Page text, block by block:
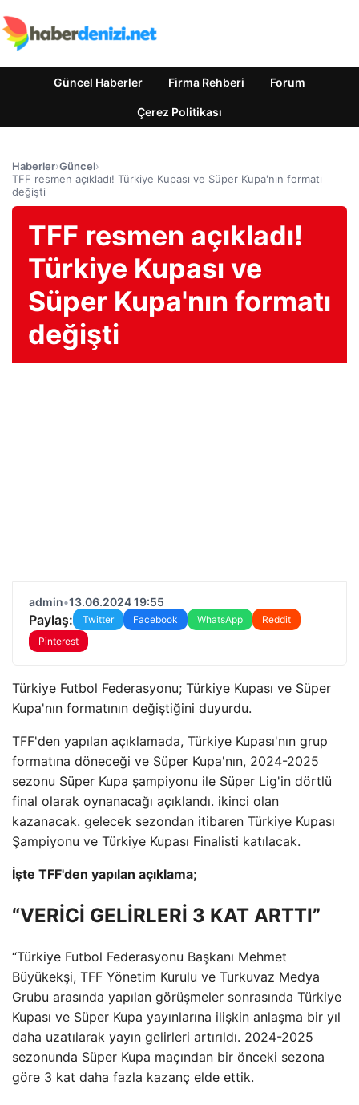
Güncel Haberler Firma Rehberi Forum
Çerez Politikası
Haberler›Güncel›
TFF resmen açıkladı! Türkiye Kupası ve Süper Kupa'nın formatı
değişti
TFF resmen açıkladı!
Türkiye Kupası ve
Süper Kupa'nın formatı
değişti
admin•13.06.2024 19:55
Paylaş: Twitter Facebook WhatsApp
Reddit
Pinterest
Türkiye Futbol Federasyonu; Türkiye Kupası ve Süper
Kupa'nın formatının değiştiğini duyurdu.
TFF'den yapılan açıklamada, Türkiye Kupası'nın grup
formatına döneceği ve Süper Kupa'nın, 2024-2025
sezonu Süper Kupa şampiyonu ile Süper Lig'in dörtlü
final olarak oynanacağı açıklandı. ikinci olan
kazanacak. gelecek sezondan itibaren Türkiye Kupası
Şampiyonu ve Türkiye Kupası Finalisti katılacak.
İşte TFF'den yapılan açıklama;
“VERİCİ GELİRLERİ 3 KAT ARTTI”
“Türkiye Futbol Federasyonu Başkanı Mehmet
Büyükekşi, TFF Yönetim Kurulu ve Turkuvaz Medya
Grubu arasında yapılan görüşmeler sonrasında Türkiye
Kupası ve Süper Kupa yayınlarına ilişkin anlaşma bir yıl
daha uzatılarak yayın gelirleri artırıldı. 2024-2025
sezonunda Süper Kupa maçından bir önceki sezona
göre 3 kat daha fazla kazanç elde ettik.